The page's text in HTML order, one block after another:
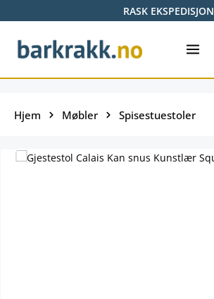
RASK EKSPEDISJON
Hjem Møbler Spisestuestoler